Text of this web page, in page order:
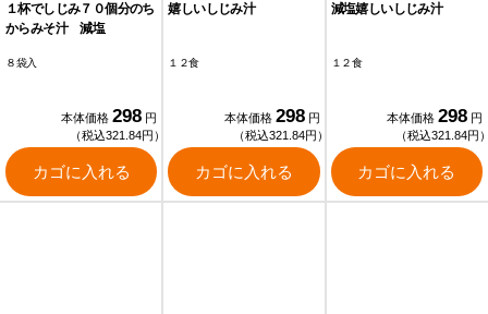
１杯でしじみ７０個分のち
からみそ汁 減塩
８袋入
本体価格 298 円
（税込321.84円）
カゴに入れる
嬉しいしじみ汁
１２食
本体価格 298 円
（税込321.84円）
カゴに入れる
減塩嬉しいしじみ汁
１２食
本体価格 298 円
（税込321.84円
カゴに入れる